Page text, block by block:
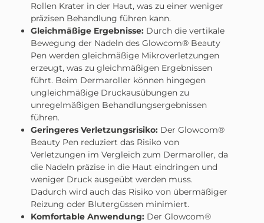
Rollen Krater in der Haut, was zu einer weniger
präzisen Behandlung führen kann.
Gleichmäßige Ergebnisse: Durch die vertikale
Bewegung der Nadeln des Glowcom® Beauty
Pen werden gleichmäßige Mikroverletzungen
erzeugt, was zu gleichmäßigen Ergebnissen
führt. Beim Dermaroller können hingegen
ungleichmäßige Druckausübungen zu
unregelmäßigen Behandlungsergebnissen
führen.
Geringeres Verletzungsrisiko: Der Glowcom®
Beauty Pen reduziert das Risiko von
Verletzungen im Vergleich zum Dermaroller, da
die Nadeln präzise in die Haut eindringen und
weniger Druck ausgeübt werden muss.
Dadurch wird auch das Risiko von übermäßiger
Reizung oder Blutergüssen minimiert.
Komfortable Anwendung: Der Glowcom®